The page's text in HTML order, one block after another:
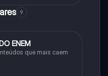
9
ENEM
que mais caem